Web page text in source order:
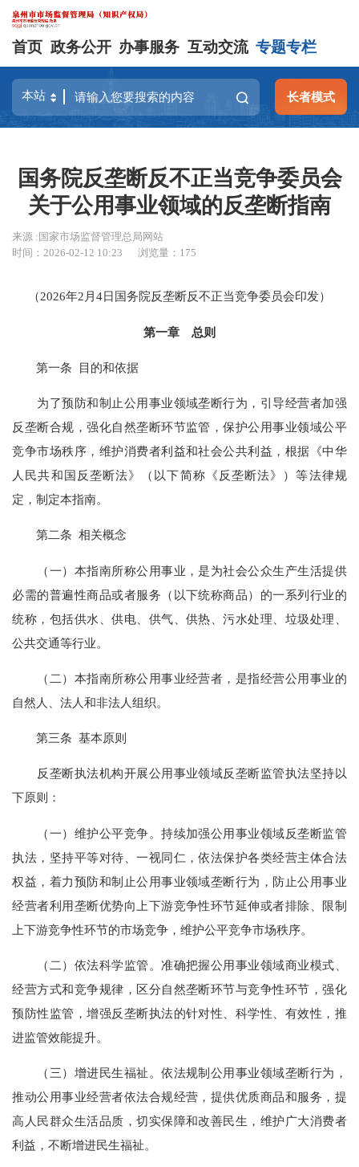
首页 政务公开 办事服务 互动交流 专题专栏
长者模式
国务院反垄断反不正当竞争委员会
关于公用事业领域的反垄断指南
来源 :国家市场监督管理总局网站
时间：2026-02-12 10:23
浏览量： 175
（2026年2月4日国务院反垄断反不正当竞争委员会印发）
第一章 总则
第一条 目的和依据
为了预防和制止公用事业领域垄断行为，引导经营者加强
反垄断合规，强化自然垄断环节监管，保护公用事业领域公平
竞争市场秩序，维护消费者利益和社会公共利益，根据《中华
人民共和国反垄断法》（以下简称《反垄断法》）等法律规
定，制定本指南。
第二条 相关概念
（一）本指南所称公用事业，是为社会公众生产生活提供
必需的普遍性商品或者服务（以下统称商品）的一系列行业的
统称，包括供水、供电、供气、供热、污水处理、垃圾处理、
公共交通等行业。
（二）本指南所称公用事业经营者，是指经营公用事业的
自然人、法人和非法人组织。
第三条 基本原则
反垄断执法机构开展公用事业领域反垄断监管执法坚持以
下原则：
（一）维护公平竞争。持续加强公用事业领域反垄断监管
执法，坚持平等对待、一视同仁，依法保护各类经营主体合法
权益，着力预防和制止公用事业领域垄断行为，防止公用事业
经营者利用垄断优势向上下游竞争性环节延伸或者排除、限制
上下游竞争性环节的市场竞争，维护公平竞争市场秩序。
（二）依法科学监管。准确把握公用事业领域商业模式、
经营方式和竞争规律，区分自然垄断环节与竞争性环节，强化
预防性监管，增强反垄断执法的针对性、科学性、有效性，推
进监管效能提升。
（三）增进民生福祉。依法规制公用事业领域垄断行为，
推动公用事业经营者依法合规经营，提供优质商品和服务，提
高人民群众生活品质，切实保障和改善民生，维护广大消费者
利益，不断增进民生福祉。